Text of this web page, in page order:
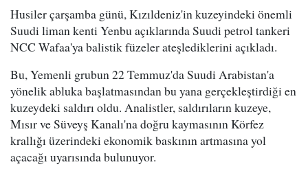
Husiler çarşamba günü, Kızıldeniz'in kuzeyindeki önemli
Suudi liman kenti Yenbu açıklarında Suudi petrol tankeri
NCC Wafaa'ya balistik füzeler ateşlediklerini açıkladı.
Bu, Yemenli grubun 22 Temmuz'da Suudi Arabistan'a
yönelik abluka başlatmasından bu yana gerçekleştirdiği en
kuzeydeki saldırı oldu. Analistler, saldırıların kuzeye,
Mısır ve Süveyş Kanalı'na doğru kaymasının Körfez
krallığı üzerindeki ekonomik baskının artmasına yol
açacağı uyarısında bulunuyor.